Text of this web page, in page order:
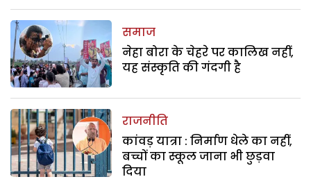
समाज
नेहा बोरा के चेहरे पर कालिख नहीं,
यह संस्कृति की गंदगी है
राजनीति
कांवड़ यात्रा : निर्माण धेले का नहीं,
बच्चों का स्कूल जाना भी छुड़वा
दिया